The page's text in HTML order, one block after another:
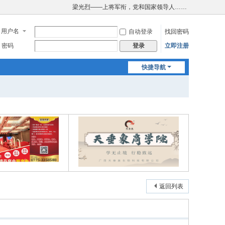
梁光烈——上将军衔，党和国家领导人……
用户名 自动登录
找回密码
密码
登录 立即注册
快捷导航
返回列表